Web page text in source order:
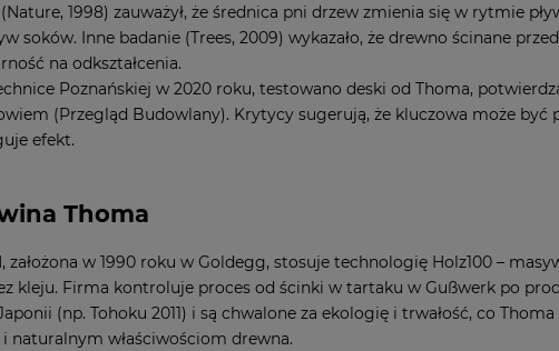
Nature, 1998) zauważył, że średnica pni drzew zmienia się w rytmie
soków. Inne badanie (Trees, 2009) wykazało, że drewno ścinane
na odkształcenia.
Poznańskiej w 2020 roku, testowano deski od Thoma,
(Przegląd Budowlany). Krytycy sugerują, że kluczowa może być
efekt.
Thoma
założona w 1990 roku w Goldegg, stosuje technologię Holz100 –
kleju. Firma kontroluje proces od ścinki w tartaku w Gußwerk po
(np. Tohoku 2011) i są chwalone za ekologię i trwałość, co
naturalnym właściwościom drewna.